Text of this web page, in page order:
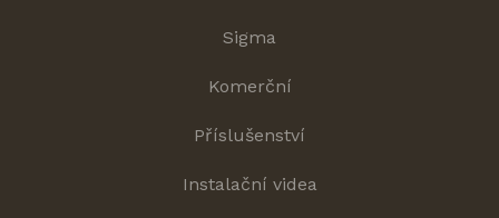
Sigma
Komerční
Příslušenství
Instalační videa